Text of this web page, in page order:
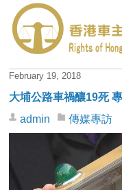
February 19, 2018
大埔公路車禍釀19死
admin
傳媒專訪